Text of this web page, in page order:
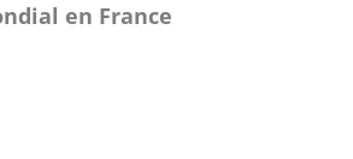
en France